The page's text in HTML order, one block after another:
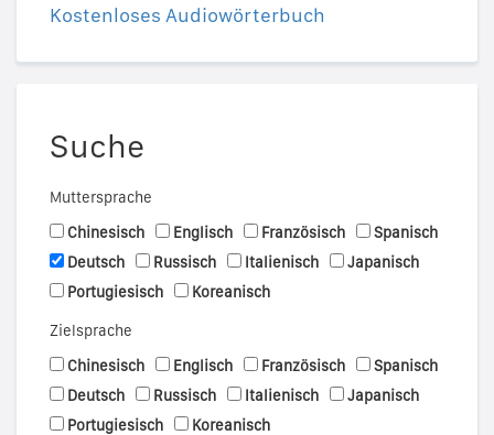
Kostenloses Audiowörterbuch
Suche
Muttersprache
Chinesisch
Englisch Französisch
Spanisch
Deutsch
Russisch Italienisch
Japanisch
Portugiesisch
Koreanisch
Zielsprache
Chinesisch
Englisch Französisch
Spanisch
Deutsch
Russisch Italienisch
Japanisch
Portugiesisch
Koreanisch